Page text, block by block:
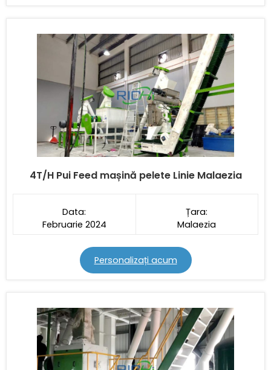
4T/H Pui Feed mașină peleteLinie Malaezia
Data:
Februarie 2024
Țara:
Malaezia
Personalizați acum